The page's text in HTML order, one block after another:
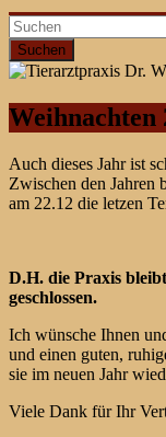
Weihnachten
Auch dieses Jahr ist
Zwischen den Jahren
am 22.12 die letzen
D.H. die Praxis
geschlossen.
Ich wünsche Ihnen
und einen guten,
sie im neuen Jahr
Viele Dank für Ihr